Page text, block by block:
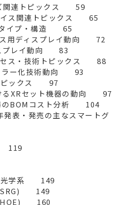
連トピックス　　59
ス関連トピックス　　65
プ・構造　　65
ディスプレイ動向　　72
レイ動向　　83
・技術トピックス　　88
化技術動向　　93
ックス　　97
XRセット機器の動向　　97
BOMコスト分析　　104
表・発売の主なスマートグ
119
学系　　149
　　149
　　160